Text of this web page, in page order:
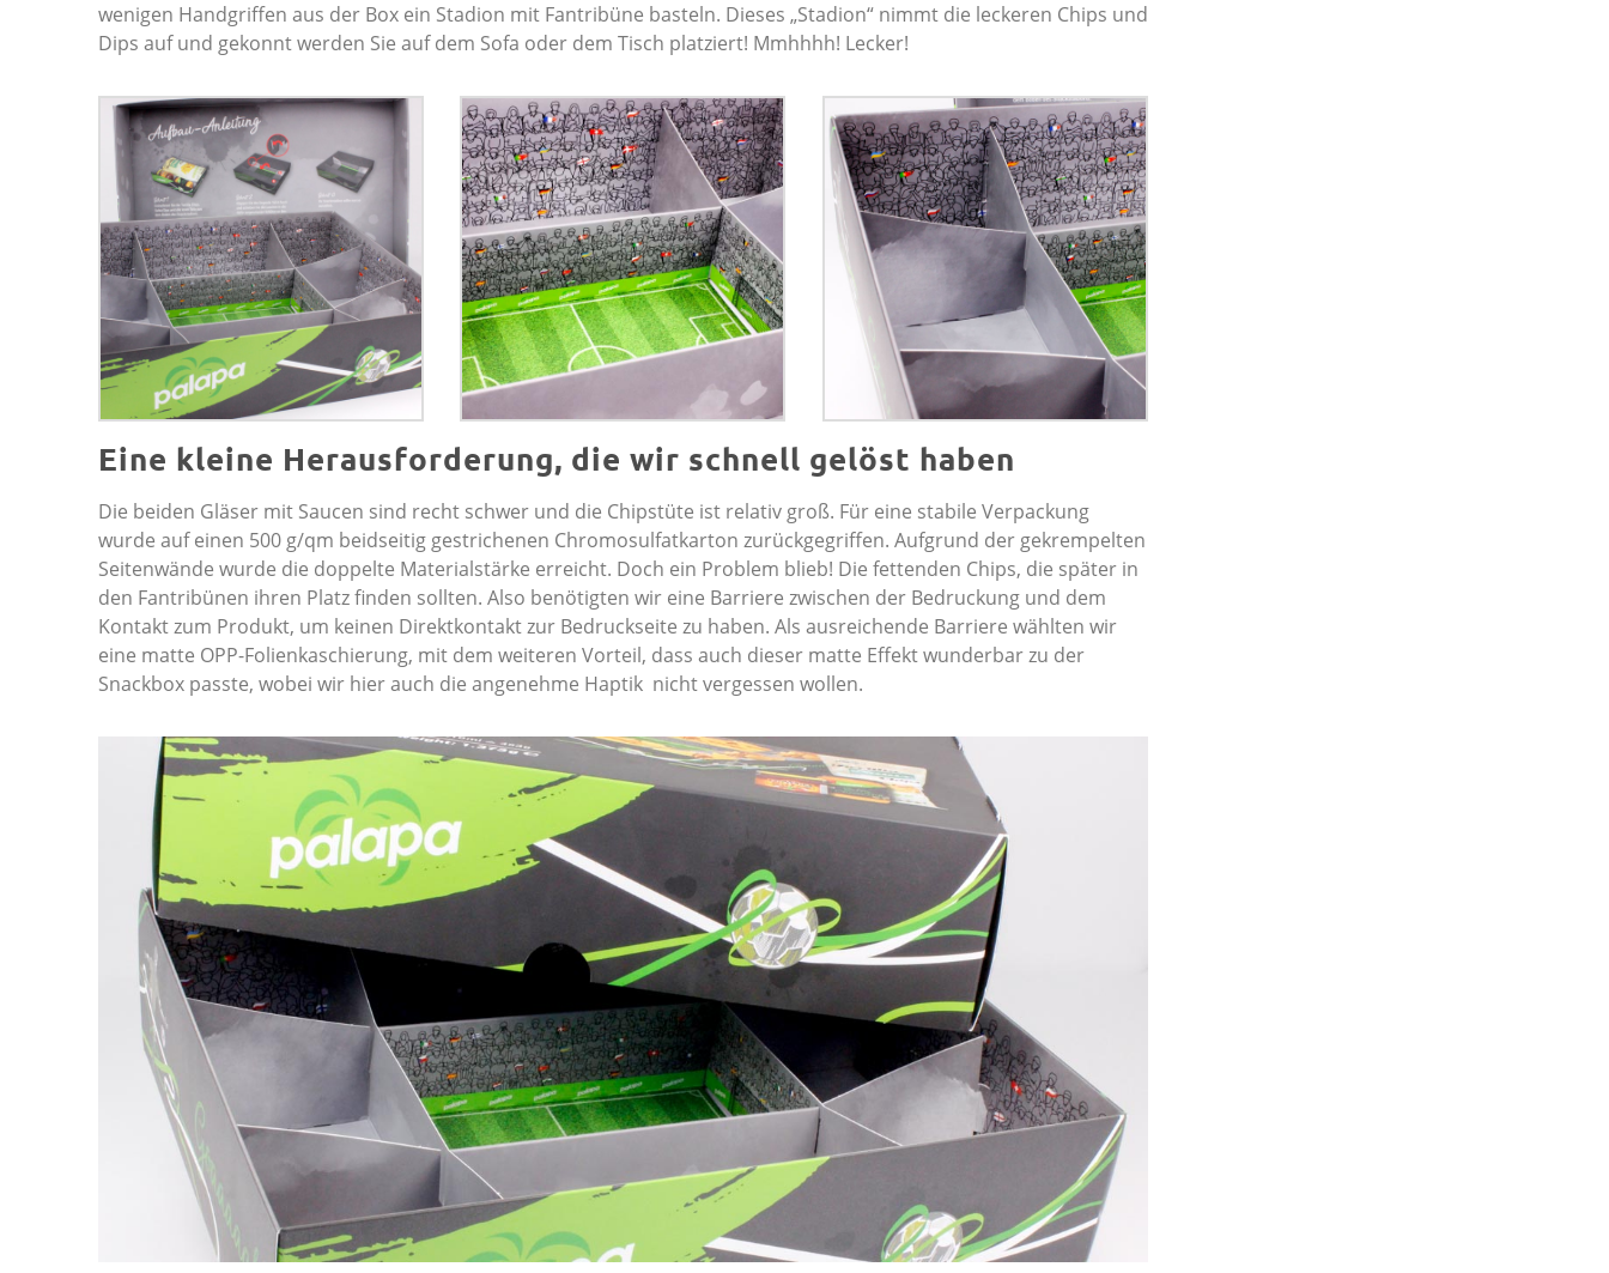
wenigen Handgriffen aus der Box ein Stadion mit Fantribüne basteln. Dieses „Stadion“ nimmt die leckeren Chips und
Dips auf und gekonnt werden Sie auf dem Sofa oder dem Tisch platziert! Mmhhhh! Lecker!
Eine kleine Herausforderung, die wir schnell gelöst haben
Die beiden Gläser mit Saucen sind recht schwer und die Chipstüte ist relativ groß. Für eine stabile Verpackung
wurde auf einen 500 g/qm beidseitig gestrichenen Chromosulfatkarton zurückgegriffen. Aufgrund der gekrempelten
Seitenwände wurde die doppelte Materialstärke erreicht. Doch ein Problem blieb! Die fettenden Chips, die später in
den Fantribünen ihren Platz finden sollten. Also benötigten wir eine Barriere zwischen der Bedruckung und dem
Kontakt zum Produkt, um keinen Direktkontakt zur Bedruckseite zu haben. Als ausreichende Barriere wählten wir
eine matte OPP-Folienkaschierung, mit dem weiteren Vorteil, dass auch dieser matte Effekt wunderbar zu der
Snackbox passte, wobei wir hier auch die angenehme Haptik nicht vergessen wollen.